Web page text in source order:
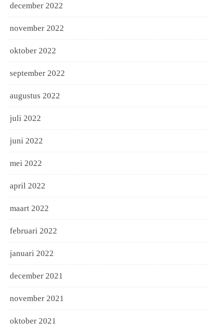
december 2022
november 2022
oktober 2022
september 2022
augustus 2022
juli 2022
juni 2022
mei 2022
april 2022
maart 2022
februari 2022
januari 2022
december 2021
november 2021
oktober 2021